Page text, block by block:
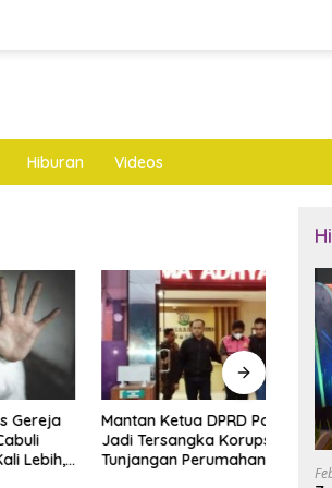
Hiburan Videos
Mantan Ketua DPRD Ponorogo
Jadi Tersangka Korupsi
Tunjangan Perumahan Dewan